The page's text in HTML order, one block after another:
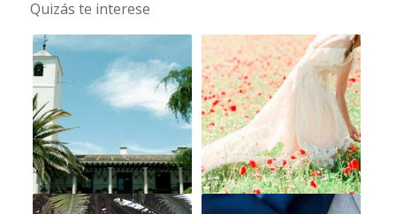
Quizás te interese